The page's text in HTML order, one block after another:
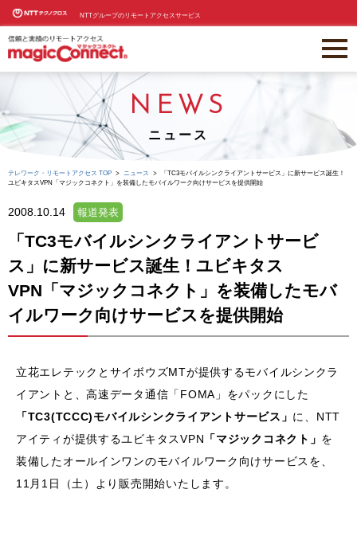
NTTグループのリモートアクセスサービス
NEWS
ニュース
テレワーク・リモートアクセス TOP ニュース
「TC3モバイルシンクライアントサービス」に新サービス誕生！
ユビキタスVPN「マジックコネクト」を装備したモバイルワーク向けサービスを提供開始
2008.10.14 報道発表
「TC3モバイルシンクライアントサービ
ス」に新サービス誕生！ユビキタス
VPN「マジックコネクト」を装備したモバ
イルワーク向けサービスを提供開始
立花エレテックとサイボウズMTが提供するモバイルシンクラ
イアントと、高速データ通信「FOMA」をパックにした
「TC3(TCCC)モバイルシンクライアントサービス」 に、NTT
アイティが提供するユビキタスVPN 「マジックコネクト」 を
装備したオールインワンのモバイルワーク向けサービスを、
11月1日（土）より販売開始いたします。